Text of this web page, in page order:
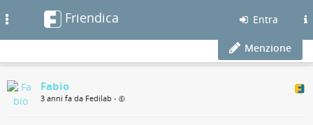
Friendica Entra
Menzione
Fabio
3 anni fa da Fedilab •